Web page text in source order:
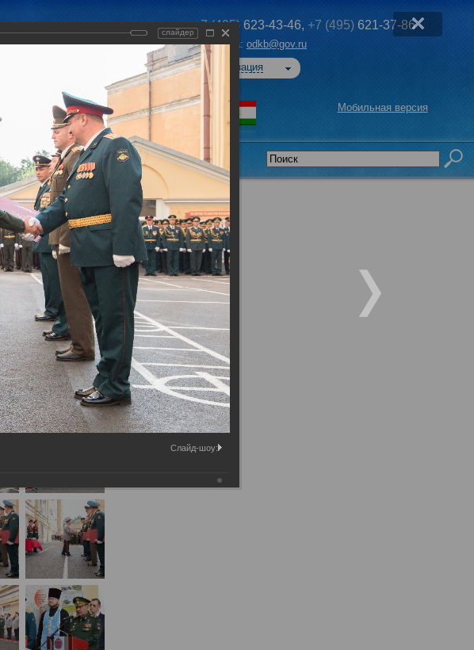
+7 (495) 623-43-46, +7 (495) 621-37-86
Эл. почта: odkb@gov.ru
Авторизация
Мобильная версия
Приоритеты председательства
Дню знаний.
слайдер
Слайд-шоу: